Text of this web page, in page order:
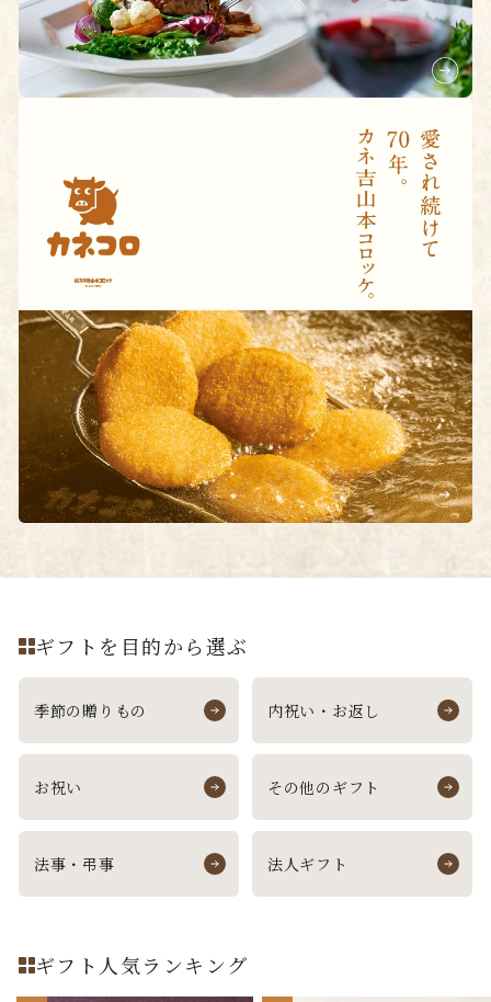
ギフトを目的から選ぶ
季節の贈りもの 内祝い・お返し
お祝い その他のギフト
法事・弔事 法人ギフト
ギフト人気ランキング